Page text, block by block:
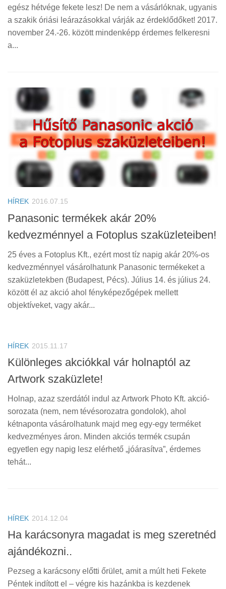
egész hétvége fekete lesz! De nem a vásárlóknak, ugyanis
a szakik óriási leárazásokkal várják az érdeklődőket! 2017.
november 24.-26. között mindenképp érdemes felkeresni
a...
HÍREK 2016.07.15
Panasonic termékek akár 20%
kedvezménnyel a Fotoplus szaküzleteiben!
25 éves a Fotoplus Kft., ezért most tíz napig akár 20%-os
kedvezménnyel vásárolhatunk Panasonic termékeket a
szaküzletekben (Budapest, Pécs). Július 14. és július 24.
között él az akció ahol fényképezőgépek mellett
objektíveket, vagy akár...
HÍREK 2015.11.17
Különleges akciókkal vár holnaptól az
Artwork szaküzlete!
Holnap, azaz szerdától indul az Artwork Photo Kft. akció-
sorozata (nem, nem tévésorozatra gondolok), ahol
kétnaponta vásárolhatunk majd meg egy-egy terméket
kedvezményes áron. Minden akciós termék csupán
egyetlen egy napig lesz elérhető „jóárasítva”, érdemes
tehát...
HÍREK 2014.12.04
Ha karácsonyra magadat is meg szeretnéd
ajándékozni..
Pezseg a karácsony előtti őrület, amit a múlt heti Fekete
Péntek indított el – végre kis hazánkba is kezdenek